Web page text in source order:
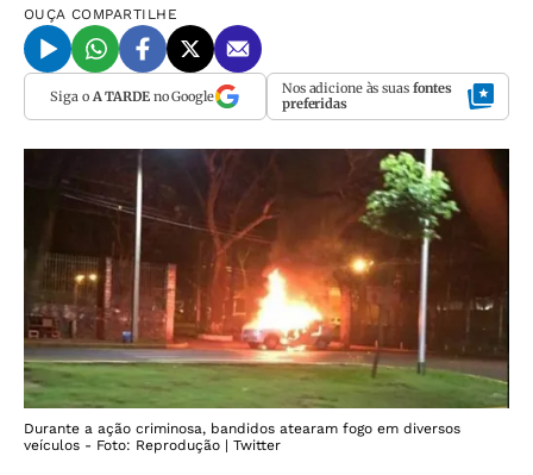
OUÇA COMPARTILHE
Siga o A TARDEno Google Nos adicione às suas fontes
preferidas
Durante a ação criminosa, bandidos atearam fogo em diversos
veículos - Foto: Reprodução | Twitter